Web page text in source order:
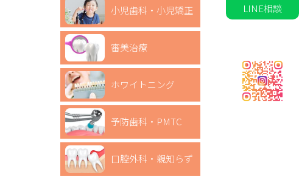
小児歯科・小児矯正
審美治療
ホワイトニング
予防歯科・PMTC
口腔外科・親知らず
LINE相談